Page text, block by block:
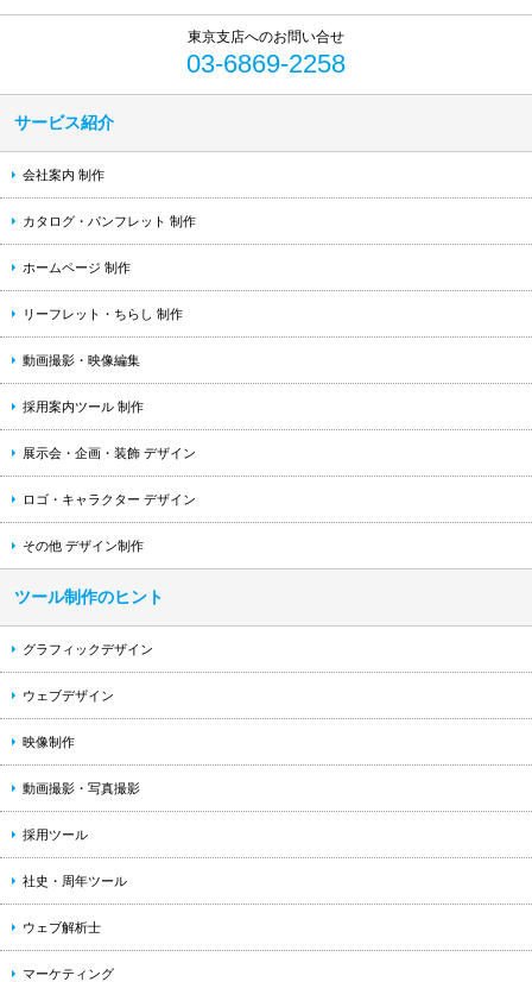
03-6869-2258
サービス紹介
会社案内 制作
カタログ・パンフレット 制作
ホームページ 制作
リーフレット・ちらし 制作
動画撮影・映像編集
採用案内ツール 制作
展示会・企画・装飾 デザイン
ロゴ・キャラクター デザイン
その他 デザイン制作
ツール制作のヒント
グラフィックデザイン
ウェブデザイン
映像制作
動画撮影・写真撮影
採用ツール
社史・周年ツール
ウェブ解析士
マーケティング